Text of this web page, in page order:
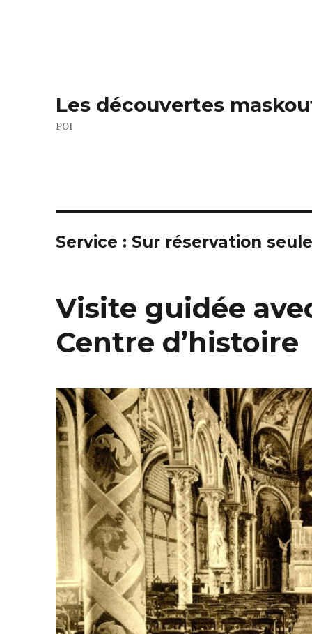
Les découvertes
POI
Service : Sur réservation
Visite guidée
Centre d’histoire